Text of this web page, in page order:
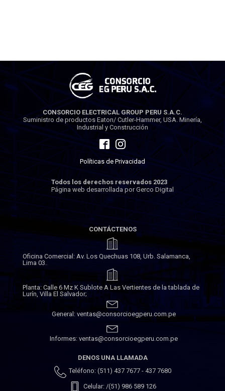
CONSORCIO ELECTRICAL GROUP PERU S.A.C.
Suministro de productos Eaton/ Cutler-Hammer, USA. Minería,
Industrial y Construcción
Políticas de Privacidad
Todos los derechos reservados 2023
Página web desarrollada por Gerco Digital
CONTÁCTENOS
Oficina Comercial: Av. Los Quechuas 108, Urb. Salamanca,
Lima 03.
Planta: Calle 6 Mz K Sublote A Las Vertientes de la tablada de
Lurín, Villa El Salvador;
General: ventas@consorcioegperu.com.pe
Informes: ventas@consorcioegperu.com.pe
DENOS UNA LLAMADA
Teléfono: (511) 437 7677 - 437 7680
Celular: /(51) 986 589 126